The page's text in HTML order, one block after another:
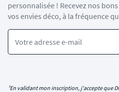
personnalisée ! Recevez nos
vos envies déco, à la fréquence
Votre adresse e-mail
¹En validant mon inscription, j'accepte que